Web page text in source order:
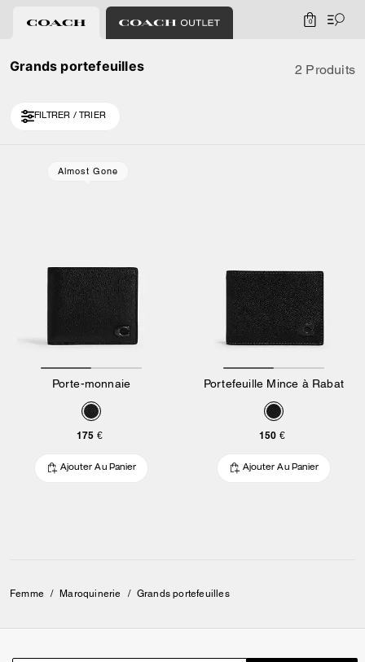
0
Grands portefeuilles 2 Produits
FILTRER / TRIER
Almost Gone
Porte-monnaie
175 €
Ajouter Au Panier
Portefeuille Mince à Rabat
150 €
Ajouter Au Panier
Femme / Maroquinerie / Grands portefeuilles